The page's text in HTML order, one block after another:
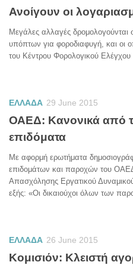
Ανοίγουν οι
Μεγάλες αλλαγές δρομολογούνται
υπόπτων για φοροδιαφυγή, και οι
του Κέντρου Φορολογικού
ΕΛΛΑΔΑ 29 June 2015
ΟΑΕΔ: Κανονικά από
επιδόματα
Με αφορμή ερωτήματα
επιδομάτων και παροχών του
Απασχόλησης Εργατικού
εξής: «Οι δικαιούχοι όλων των
ΕΛΛΑΔΑ 26 June 2015
Κομισιόν: Κλειστή